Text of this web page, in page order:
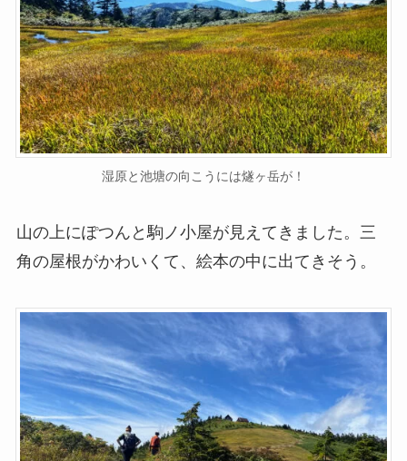
湿原と池塘の向こうには燧ヶ岳が！
山の上にぽつんと駒ノ小屋が見えてきました。三
角の屋根がかわいくて、絵本の中に出てきそう。